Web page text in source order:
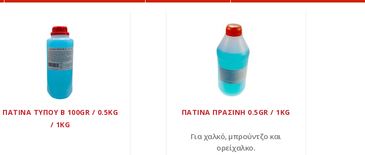
ΠΑΤΙΝΑ ΤΥΠΟΥ B 100GR / 0.5KG
/ 1KG
ΠΑΤΙΝΑ ΠΡΑΣΙΝΗ 0.5GR / 1KG
Για χαλκό, μπρούντζο και
ορείχαλκο.